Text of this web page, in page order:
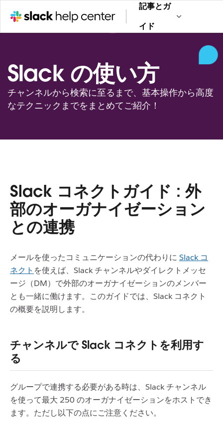
記事とガ
イド
Slack の使い方
チャンネルから検索に至るまで、基本操作から高度
なテクニックまでをまとめてご紹介！
Slack コネクトガイド : 外
部のオーガナイゼーション
との連携
メールを使ったコミュニケーションの代わりに Slack コ
ネクト を使えば、Slack チャンネルやダイレクトメッセ
ージ（DM）で外部のオーガナイゼーションのメンバー
とも一緒に働けます。このガイドでは、Slack コネクト
の概要を説明します。
チャンネルで Slack コネクトを利用す
る
グループで連携する必要がある時は、Slack チャンネル
を使って最大 250 のオーガナイゼーションをホストでき
ます。ただし以下の点にご注意ください。